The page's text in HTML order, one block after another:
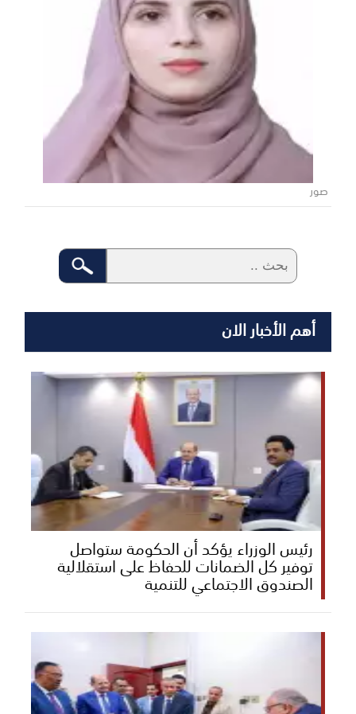
صور
أهم الأخبار الان
رئيس الوزراء يؤكد أن الحكومة ستواصل
توفير كل الضمانات للحفاظ على استقلالية
الصندوق الاجتماعي للتنمية